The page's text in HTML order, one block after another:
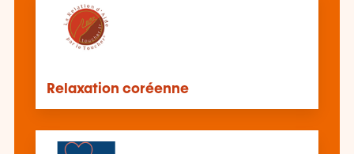
Relaxation coréenne